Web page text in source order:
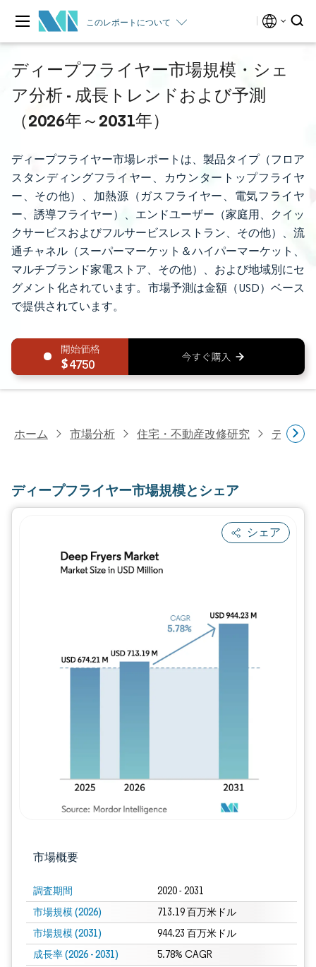
このレポートについて
ディープフライヤー市場規模・シェ
ア分析 - 成長トレンドおよび予測
（2026年～2031年）
ディープフライヤー市場レポートは、製品タイプ（フロア
スタンディングフライヤー、カウンタートップフライヤ
ー、その他）、加熱源（ガスフライヤー、電気フライヤ
ー、誘導フライヤー）、エンドユーザー（家庭用、クイッ
クサービスおよびフルサービスレストラン、その他）、流
通チャネル（スーパーマーケット＆ハイパーマーケット、
マルチブランド家電ストア、その他）、および地域別にセ
グメント化されています。市場予測は金額（USD）ベース
で提供されています。
4750
ホーム 市場分析 住宅・不動産改修研究 ディー
ディープフライヤー市場規模とシェア
シェア
市場概要
調査期間 2020 - 2031
市場規模 (2026) 713.19 百万米ドル
市場規模 (2031) 944.23 百万米ドル
成長率 (2026 - 2031) 5.78% CAGR